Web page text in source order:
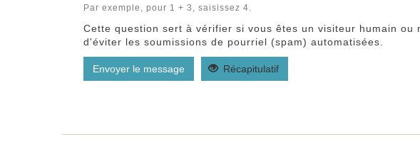
Par exemple, pour 1 + 3, saisissez 4.
Cette question sert à vérifier si vous êtes un visiteur humain ou
d'éviter les soumissions de pourriel (spam) automatisées.
Envoyer le message Récapitulatif